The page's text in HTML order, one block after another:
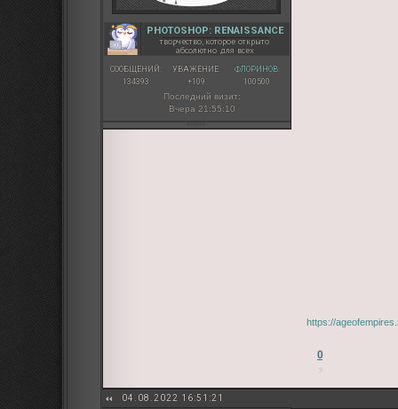
PHOTOSHOP: RENAISSANCE
творчество, которое открыто
абсолютно для всех
СООБЩЕНИЙ:
134393
УВАЖЕНИЕ:
+109
ФЛОРИНОВ:
100500
Последний визит:
Вчера 21:55:10
https://
0
04.08.2022 16:51:21